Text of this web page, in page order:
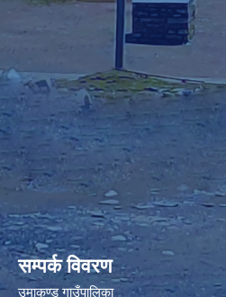
premium bootstrap themes
सम्पर्क विवरण
उमाकुण्ड गाउँपालिका